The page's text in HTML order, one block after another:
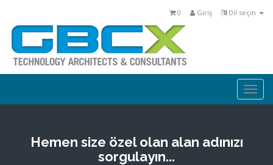
Dil seçin
Giriş
0
Hemen size özel olan alan adınızı
sorgulayın...